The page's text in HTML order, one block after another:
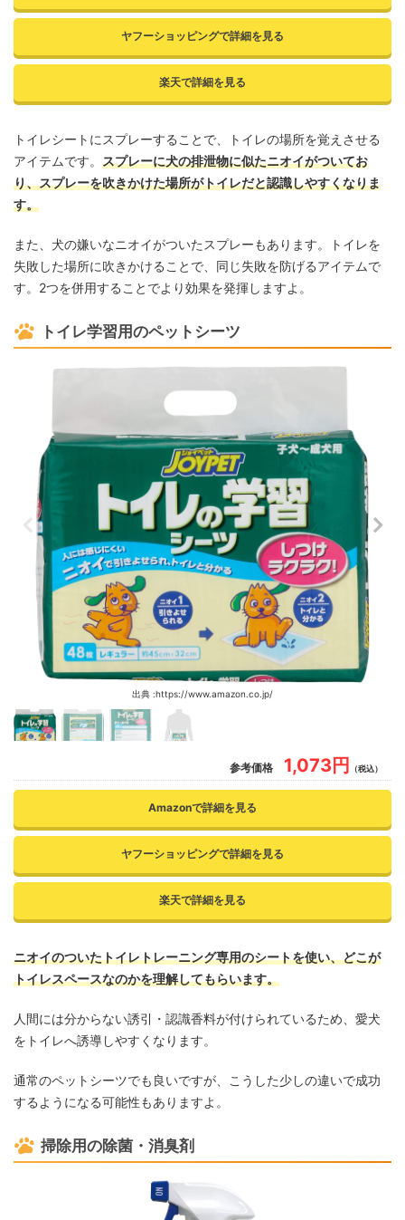
ヤフーショッピングで詳細を見る
楽天で詳細を見る
トイレシートにスプレーすることで、トイレの場所を覚えさせる
アイテムです。 スプレーに犬の排泄物に似たニオイがついてお
り、スプレーを吹きかけた場所がトイレだと認識しやすくなりま
す。
また、犬の嫌いなニオイがついたスプレーもあります。トイレを
失敗した場所に吹きかけることで、同じ失敗を防げるアイテムで
す。2つを併用することでより効果を発揮しますよ。
トイレ学習用のペットシーツ
出典 :https://www.amazon.co.jp/
参考価格 1,073円 （税込）
Amazonで詳細を見る
ヤフーショッピングで詳細を見る
楽天で詳細を見る
ニオイのついたトイレトレーニング専用のシートを使い、どこが
トイレスペースなのかを理解してもらいます。
人間には分からない誘引・認識香料が付けられているため、愛犬
をトイレへ誘導しやすくなります。
通常のペットシーツでも良いですが、こうした少しの違いで成功
するようになる可能性もありますよ。
掃除用の除菌・消臭剤